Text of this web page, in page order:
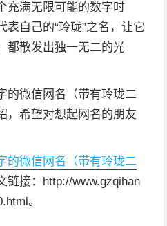
充满无限可能的数字时
自己的“玲珑”之名，让它
都散发出独一无二的光
的微信网名（带有玲珑二
，希望对想起网名的朋友
的微信网名（带有玲珑二
链接：http://www.gzqihan
。